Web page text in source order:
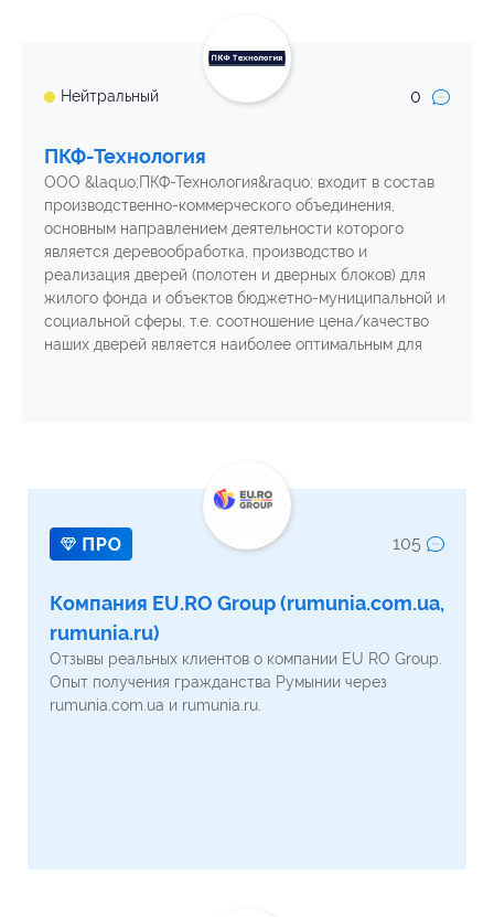
Нейтральный 0
ПКФ-Технология
ООО &laquo;ПКФ-Технология&raquo; входит в состав
производственно-коммерческого объединения,
основным направлением деятельности которого
является деревообработка, производство и
реализация дверей (полотен и дверных блоков) для
жилого фонда и объектов бюджетно-муниципальной и
социальной сферы, т.е. соотношение цена/качество
наших дверей является наиболее оптимальным для
105
Компания EU.RO Group (rumunia.com.ua,
rumunia.ru)
Отзывы реальных клиентов о компании EU RO Group.
Опыт получения гражданства Румынии через
rumunia.com.ua и rumunia.ru.